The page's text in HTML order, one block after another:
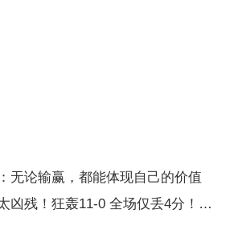
无论输赢，都能体现自己的价值
狂轰11-0 全场仅丢4分！王艺迪4-0过关！附视频+直播赛程